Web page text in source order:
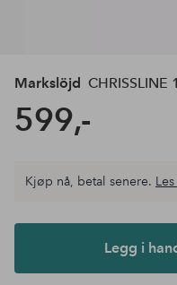
Markslöjd CHRISSLINE
599,-
Legg i
Kjøp nå, betal senere.
Legg i